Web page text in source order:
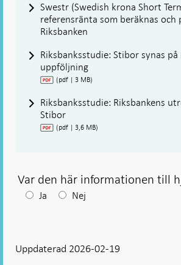
Swestr (Swedish krona Short
referensränta som beräknas och
Riksbanken
Riksbanksstudie: Stibor synas
uppföljning
(pdf | 3 MB)
Riksbanksstudie: Riksbankens
Stibor
(pdf | 3,6 MB)
Var den här informationen till
Efter
visas
Ja Nej
Uppdaterad 2026-02-19